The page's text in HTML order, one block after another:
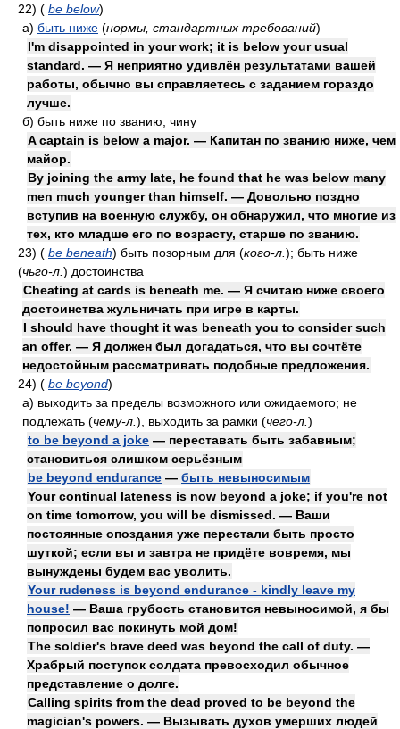
22) ( be below)
а) быть ниже (нормы, стандартных требований)
I'm disappointed in your work; it is below your usual
standard. — Я неприятно удивлён результатами вашей
работы, обычно вы справляетесь с заданием гораздо
лучше.
б) быть ниже по званию, чину
A captain is below a major. — Капитан по званию ниже, чем
майор.
By joining the army late, he found that he was below many
men much younger than himself. — Довольно поздно
вступив на военную службу, он обнаружил, что многие из
тех, кто младше его по возрасту, старше по званию.
23) ( be beneath) быть позорным для (кого-л. ); быть ниже
(чьго-л. ) достоинства
Cheating at cards is beneath me. — Я считаю ниже своего
достоинства жульничать при игре в карты.
I should have thought it was beneath you to consider such
an offer. — Я должен был догадаться, что вы сочтёте
недостойным рассматривать подобные предложения.
24) ( be beyond)
а) выходить за пределы возможного или ожидаемого; не
подлежать (чему-л. ) , выходить за рамки (чего-л. )
to be beyond a joke — переставать быть забавным;
становиться слишком серьёзным
be beyond endurance — быть невыносимым
Your continual lateness is now beyond a joke; if you're not
on time tomorrow, you will be dismissed. — Ваши
постоянные опоздания уже перестали быть просто
шуткой; если вы и завтра не придёте вовремя, мы
вынуждены будем вас уволить.
Your rudeness is beyond endurance - kindly leave my
house! — Ваша грубость становится невыносимой, я бы
попросил вас покинуть мой дом!
The soldier's brave deed was beyond the call of duty. —
Храбрый поступок солдата превосходил обычное
представление о долге.
Calling spirits from the dead proved to be beyond the
magician's powers. — Вызывать духов умерших людей